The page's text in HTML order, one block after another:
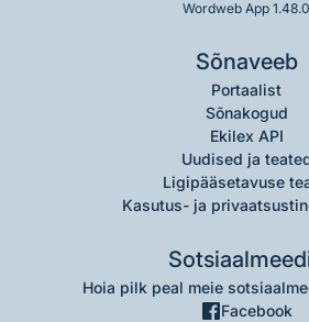
Wordweb App 1.48.0
Sõnaveeb
Portaalist
Sõnakogud
Ekilex API
Uudised ja
Ligipääsetavuse
Kasutus- ja
Hoia pilk peal meie
Facebook